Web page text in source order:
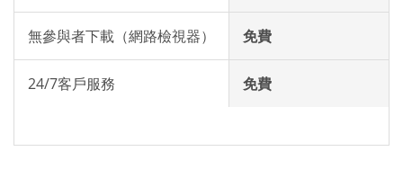
無參與者下載（網路檢視器） 免費
24/7客戶服務 免費